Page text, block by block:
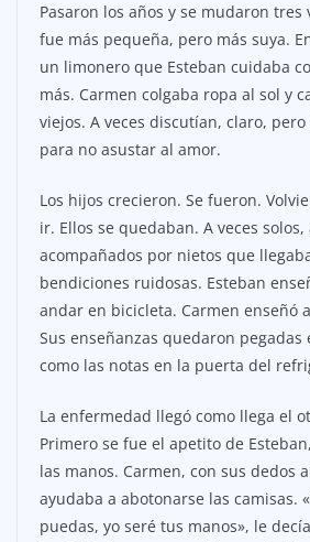
Pasaron los años y se mudaron tres
fue más pequeña, pero más suya.
un limonero que Esteban cuidaba
más. Carmen colgaba ropa al sol y
viejos. A veces discutían, claro,
para no asustar al amor.
Los hijos crecieron. Se fueron.
ir. Ellos se quedaban. A veces solos,
acompañados por nietos que
bendiciones ruidosas. Esteban
andar en bicicleta. Carmen enseñó
Sus enseñanzas quedaron pegadas
como las notas en la puerta del
La enfermedad llegó como llega el
Primero se fue el apetito de
las manos. Carmen, con sus dedos
ayudaba a abotonarse las camisas.
puedas, yo seré tus manos», le